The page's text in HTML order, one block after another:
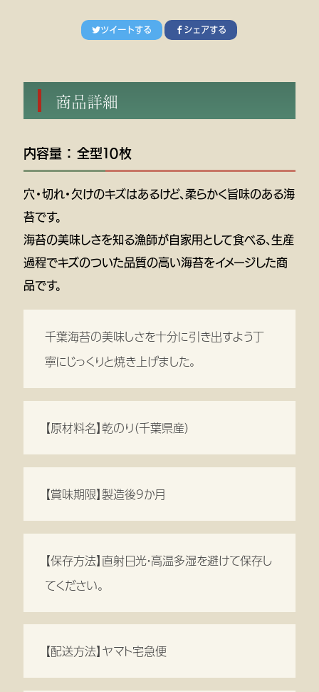
ツイートする シェアする
商品詳細
内容量 ： 全型１０枚
穴・切れ・欠けのキズはあるけど、柔らかく旨味のある海
苔です。
海苔の美味しさを知る漁師が自家用として食べる、生産
過程でキズのついた品質の高い海苔をイメージした商
品です。
千葉海苔の美味しさを十分に引き出すよう丁
寧にじっくりと焼き上げました。
【原材料名】乾のり（千葉県産）
【賞味期限】製造後9か月
【保存方法】直射日光・高温多湿を避けて保存し
てください。
【配送方法】ヤマト宅急便